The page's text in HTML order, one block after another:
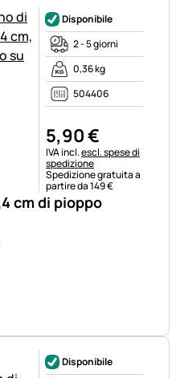
cm di pioppo
Disponibile
2 - 5 giorni
0,36 kg
504406
5,90€
Informazioni fiscali:
IVA incl.escl. spese di
spedizione
Spedizione gratuita a
partire da 149 €
Disponibile